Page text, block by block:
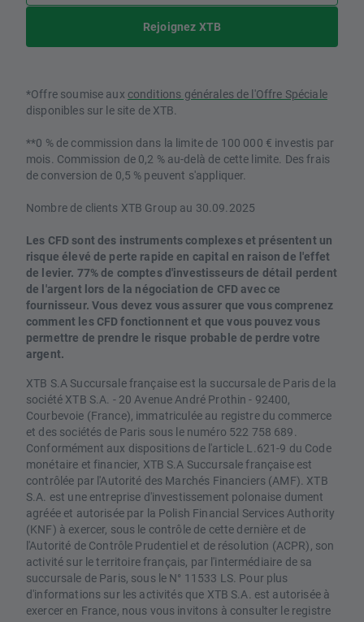
Rejoignez XTB
*Offre soumise aux conditions générales de l'Offre Spéciale
disponibles sur le site de XTB.
**0 % de commission dans la limite de 100 000 € investis par
mois. Commission de 0,2 % au-delà de cette limite. Des frais
de conversion de 0,5 % peuvent s'appliquer.
Nombre de clients XTB Group au 30.09.2025
Les CFD sont des instruments complexes et présentent un
risque élevé de perte rapide en capital en raison de l'effet
de levier. 77% de comptes d'investisseurs de détail perdent
de l'argent lors de la négociation de CFD avec ce
fournisseur. Vous devez vous assurer que vous comprenez
comment les CFD fonctionnent et que vous pouvez vous
permettre de prendre le risque probable de perdre votre
argent.
XTB S.A Succursale française est la succursale de Paris de la
société XTB S.A. - 20 Avenue André Prothin - 92400,
Courbevoie (France), immatriculée au registre du commerce
et des sociétés de Paris sous le numéro 522 758 689.
Conformément aux dispositions de l'article L.621-9 du Code
monétaire et financier, XTB S.A Succursale française est
contrôlée par l'Autorité des Marchés Financiers (AMF). XTB
S.A. est une entreprise d'investissement polonaise dument
agréée et autorisée par la Polish Financial Services Authority
(KNF) à exercer, sous le contrôle de cette dernière et de
l'Autorité de Contrôle Prudentiel et de résolution (ACPR), son
activité sur le territoire français, par l'intermédiaire de sa
succursale de Paris, sous le N° 11533 LS. Pour plus
d'informations sur les activités que XTB S.A. est autorisée à
exercer en France, nous vous invitons à consulter le registre